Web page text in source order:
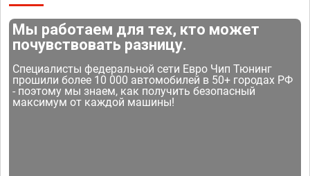
Мы работаем для тех, кто может
почувствовать разницу.
Специалисты федеральной сети Евро Чип Тюнинг
прошили более 10 000 автомобилей в 50+ городах РФ
- поэтому мы знаем, как получить безопасный
максимум от каждой машины!